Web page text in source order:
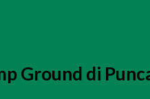
Ground di